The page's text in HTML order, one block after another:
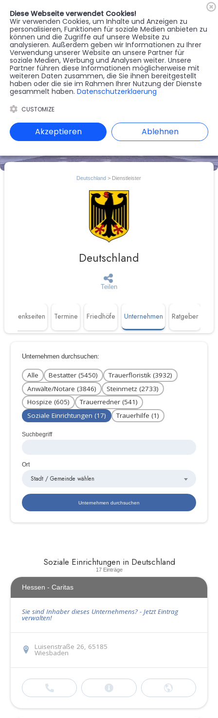
MENU
🇦🇹 Register
Deutschland > Dienstleister
Teilen
Deutschland
Gedenkseiten Termine Friedhöfe Unternehmen Ratgeber
Unternehmen durchsuchen:
Alle Bestatter (5450)
Trauerfloristik (3932)
Anwälte/Notare (3846)
Steinmetz (2733)
Hospize (605)
Trauerredner (541)
Soziale Einrichtungen (17)
Trauerhilfe (1)
Suchbegriff
Ort
Stadt / Gemeinde wählen
Soziale Einrichtungen in Deutschland
17 Einträge
Hessen - Caritas
Sie sind Inhaber dieses Unternehmens? - Jetzt Eintrag
verwalten!
Luisenstraße 26, 65185
Wiesbaden
Diese Webseite verwendet Cookies!
Wir verwenden Cookies, um Inhalte und Anzeigen zu
personalisieren, Funktionen für soziale Medien anbieten zu
können und die Zugriffe auf unsere Website zu
analysieren. Außerdem geben wir Informationen zu Ihrer
Verwendung unserer Website an unsere Partner für
soziale Medien, Werbung und Analysen weiter. Unsere
Partner führen diese Informationen möglicherweise mit
weiteren Daten zusammen, die Sie ihnen bereitgestellt
haben oder die sie im Rahmen Ihrer Nutzung der Dienste
gesammelt haben. Datenschutzerklaerung
CUSTOMIZE
Akzeptieren Ablehnen